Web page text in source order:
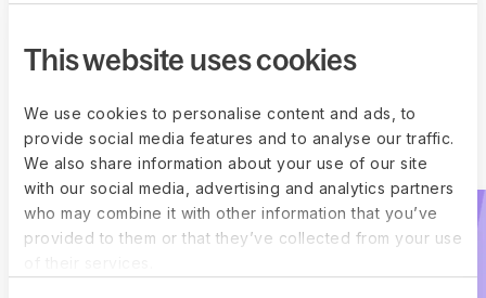
This website uses cookies
We use cookies to personalise content and ads, to
provide social media features and to analyse our traffic.
We also share information about your use of our site
with our social media, advertising and analytics partners
who may combine it with other information that you’ve
provided to them or that they’ve collected from your use
Explorez tous les Deel
Engage plugins